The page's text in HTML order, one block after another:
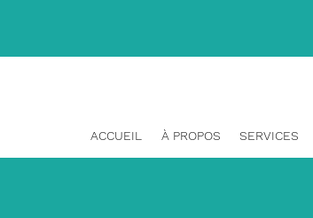
ACCUEIL À PROPOS SERVICES